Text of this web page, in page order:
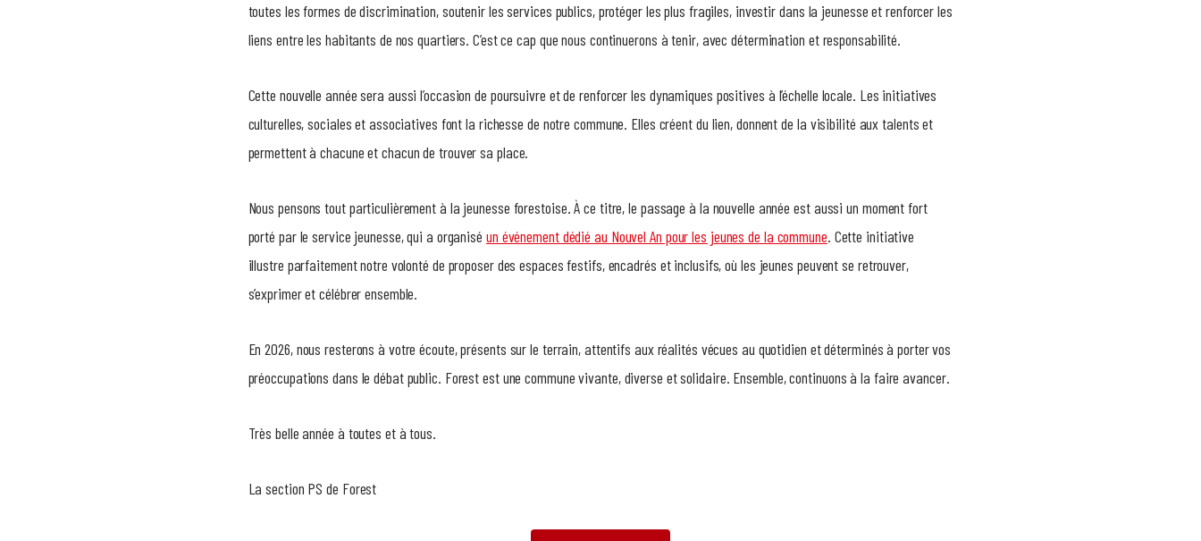
toutes les formes de discrimination, soutenir les services publics, protéger les plus fragiles, investir dans la jeunesse et renforcer les
liens entre les habitants de nos quartiers. C’est ce cap que nous continuerons à tenir, avec détermination et responsabilité.
Cette nouvelle année sera aussi l’occasion de poursuivre et de renforcer les dynamiques positives à l’échelle locale. Les initiatives
culturelles, sociales et associatives font la richesse de notre commune. Elles créent du lien, donnent de la visibilité aux talents et
permettent à chacune et chacun de trouver sa place.
Nous pensons tout particulièrement à la jeunesse forestoise. À ce titre, le passage à la nouvelle année est aussi un moment fort
porté par le service jeunesse, qui a organisé un événement dédié au Nouvel An pour les jeunes de la commune. Cette initiative
illustre parfaitement notre volonté de proposer des espaces festifs, encadrés et inclusifs, où les jeunes peuvent se retrouver,
s’exprimer et célébrer ensemble.
En 2026, nous resterons à votre écoute, présents sur le terrain, attentifs aux réalités vécues au quotidien et déterminés à porter vos
préoccupations dans le débat public. Forest est une commune vivante, diverse et solidaire. Ensemble, continuons à la faire avancer.
Très belle année à toutes et à tous.
La section PS de Forest